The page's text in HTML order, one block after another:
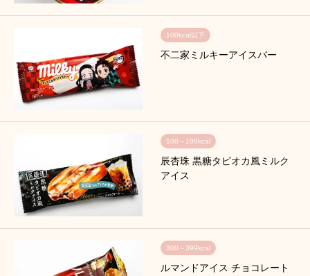
100kcal以下
不二家ミルキーアイスバー
100～199kcal
辰杏珠 黒糖タピオカ風ミルク
アイス
300～399kcal
ルマンドアイス チョコレート